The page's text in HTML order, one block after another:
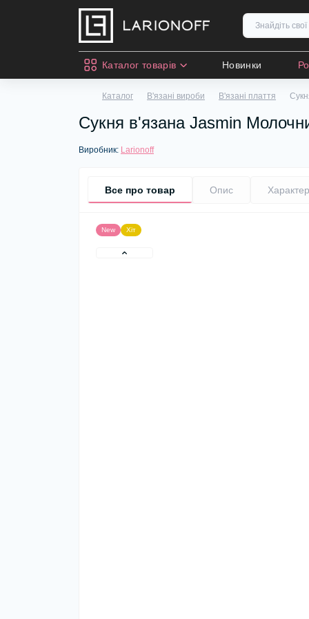
Каталог товарів Новинки
Каталог В'язані вироби В'язані плаття
Сукня в'язана Jasmin
Виробник: Larionoff
Все про товар Опис
New Хіт